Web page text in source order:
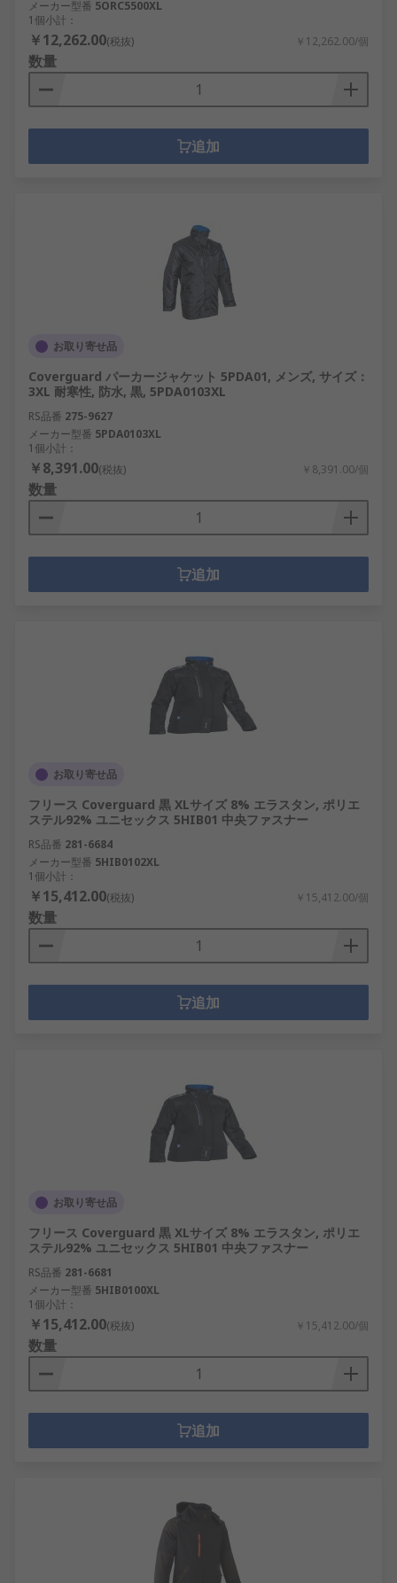
メーカー型番 5ORC5500XL
1個小計：
￥12,262.00(税抜) ￥12,262.00/個
数量
追加
お取り寄せ品
Coverguard パーカージャケット 5PDA01, メンズ, サイズ：
3XL 耐寒性, 防水, 黒, 5PDA0103XL
RS品番 275-9627
メーカー型番 5PDA0103XL
1個小計：
￥8,391.00(税抜) ￥8,391.00/個
数量
追加
お取り寄せ品
フリース Coverguard 黒 XLサイズ 8% エラスタン, ポリエ
ステル92% ユニセックス 5HIB01 中央ファスナー
RS品番 281-6684
メーカー型番 5HIB0102XL
1個小計：
￥15,412.00(税抜) ￥15,412.00/個
数量
追加
お取り寄せ品
フリース Coverguard 黒 XLサイズ 8% エラスタン, ポリエ
ステル92% ユニセックス 5HIB01 中央ファスナー
RS品番 281-6681
メーカー型番 5HIB0100XL
1個小計：
￥15,412.00(税抜) ￥15,412.00/個
数量
追加